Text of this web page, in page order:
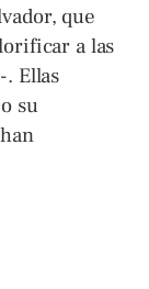
que
a las
Ellas
su